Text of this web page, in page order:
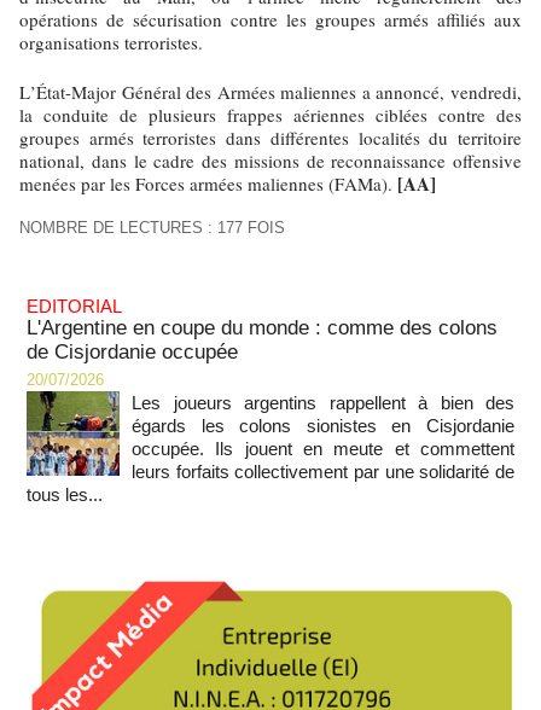
opérations de sécurisation contre les groupes armés affiliés aux
organisations terroristes.
L’État-Major Général des Armées maliennes a annoncé, vendredi,
la conduite de plusieurs frappes aériennes ciblées contre des
groupes armés terroristes dans différentes localités du territoire
national, dans le cadre des missions de reconnaissance offensive
menées par les Forces armées maliennes (FAMa). [AA]
NOMBRE DE LECTURES : 177 FOIS
EDITORIAL
L'Argentine en coupe du monde : comme des colons
de Cisjordanie occupée
20/07/2026
Les joueurs argentins rappellent à bien des
égards les colons sionistes en Cisjordanie
occupée. Ils jouent en meute et commettent
leurs forfaits collectivement par une solidarité de
tous les...